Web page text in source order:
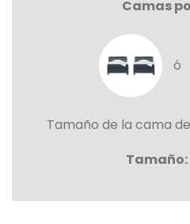
Camas
ó
Tamaño de la cama
Tamaño: